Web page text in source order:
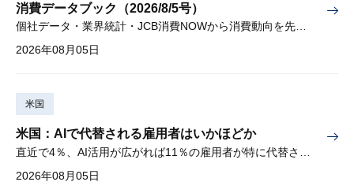
消費データブック（2026/8/5号）
個社データ・業界統計・JCB消費NOWから消費動向を先取り
2026年08月05日
米国
米国：AIで代替される雇用者はいかほどか
2026年08月05日